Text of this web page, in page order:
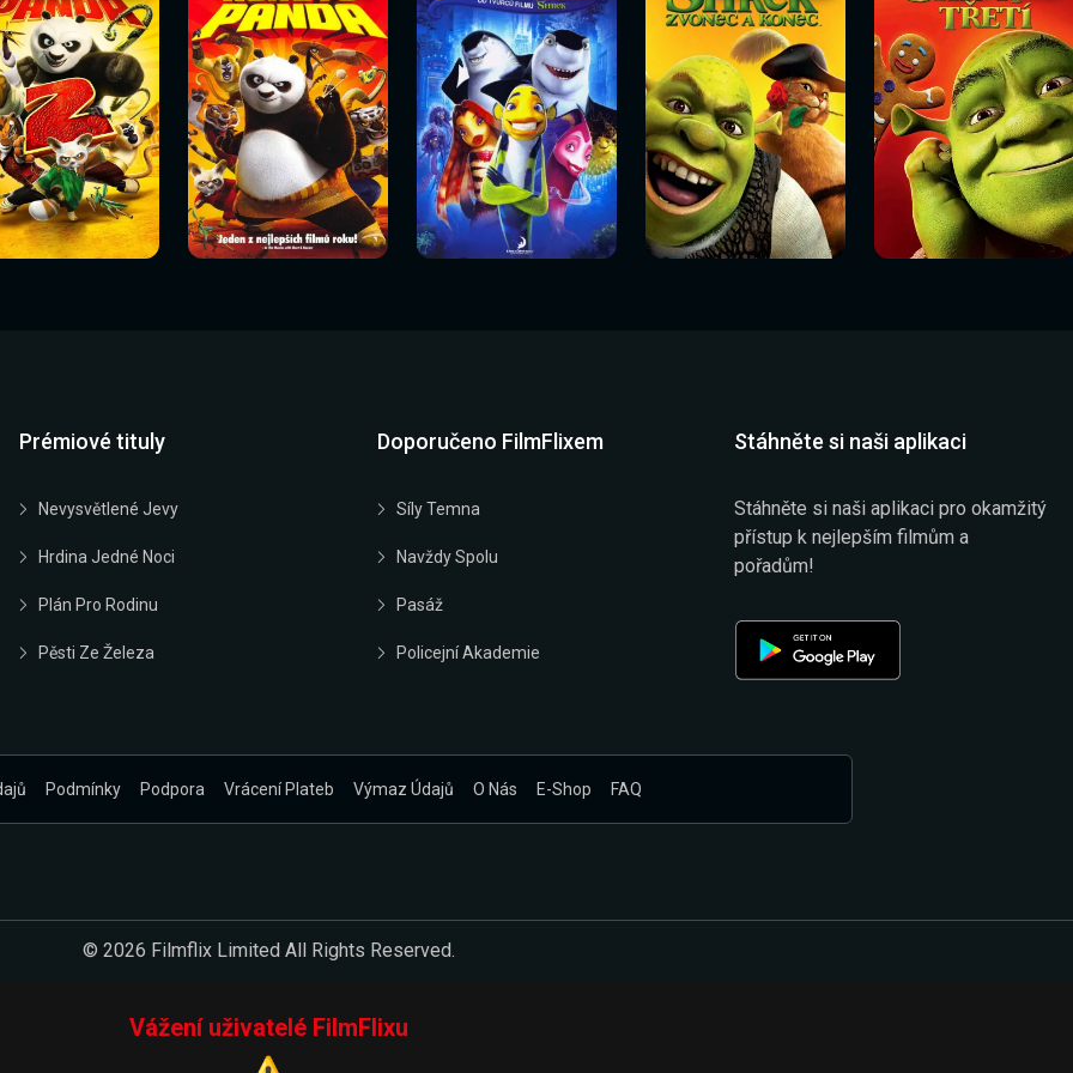
nyní
Sledovat
nyní
Sledovat nyní
Sledovat
nyní
Sledovat nyní
Sledovat
nyní
Sledovat nyní
Sledovat
nyní
Sledovat nyní
Prémiové tituly
Nevysvětlené Jevy
Hrdina Jedné Noci
Plán Pro Rodinu
Pěsti Ze Železa
Doporučeno FilmFlixem
Síly Temna
Navždy Spolu
Pasáž
Policejní Akademie
Stáhněte si naši aplikaci
Stáhněte si naši aplikaci pro okamžitý
přístup k nejlepším filmům a
pořadům!
Podmínky Podpora Vrácení Plateb Výmaz Údajů O Nás E-Shop FAQ
© 2026 Filmflix Limited All Rights Reserved.
Vážení uživatelé FilmFlixu